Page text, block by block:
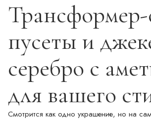
Трансформер-
пусеты и
серебро с
для вашего
Смотрится как одно украшение, но на